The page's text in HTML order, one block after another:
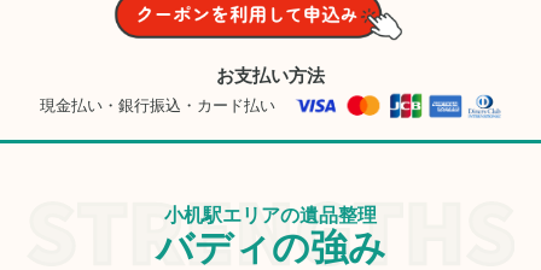
お支払い方法
現金払い・銀行振込・カード払い
小机駅エリアの遺品整理
バディの強み